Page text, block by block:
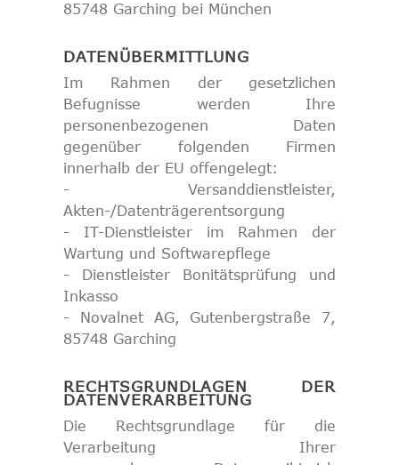
85748 Garching bei München
DATENÜBERMITTLUNG
Im Rahmen der gesetzlichen
Befugnisse werden Ihre
personenbezogenen Daten
gegenüber folgenden Firmen
innerhalb der EU offengelegt:
- Versanddienstleister,
Akten-/Datenträgerentsorgung
- IT-Dienstleister im Rahmen der
Wartung und Softwarepflege
- Dienstleister Bonitätsprüfung und
Inkasso
- Novalnet AG, Gutenbergstraße 7,
85748 Garching
RECHTSGRUNDLAGEN DER
DATENVERARBEITUNG
Die Rechtsgrundlage für die
Verarbeitung Ihrer